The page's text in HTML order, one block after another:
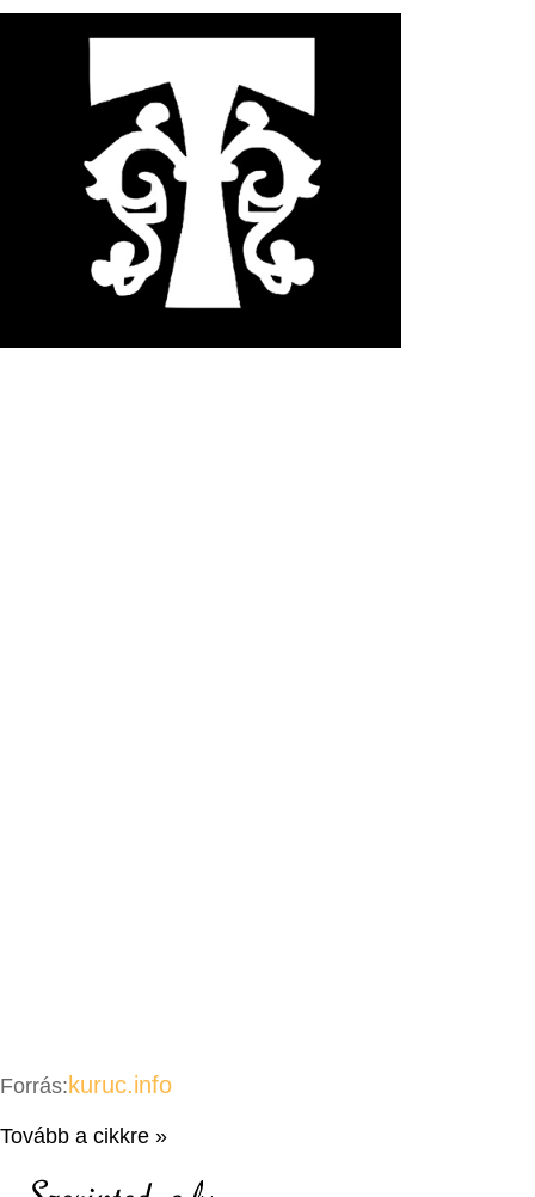
Forrás: kuruc.info
Tovább a cikkre »